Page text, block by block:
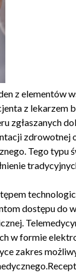
z elementów
z lekarzem
zgłaszanych
zdrowotnej
Tego typu
dostępu do
w formie
zakres